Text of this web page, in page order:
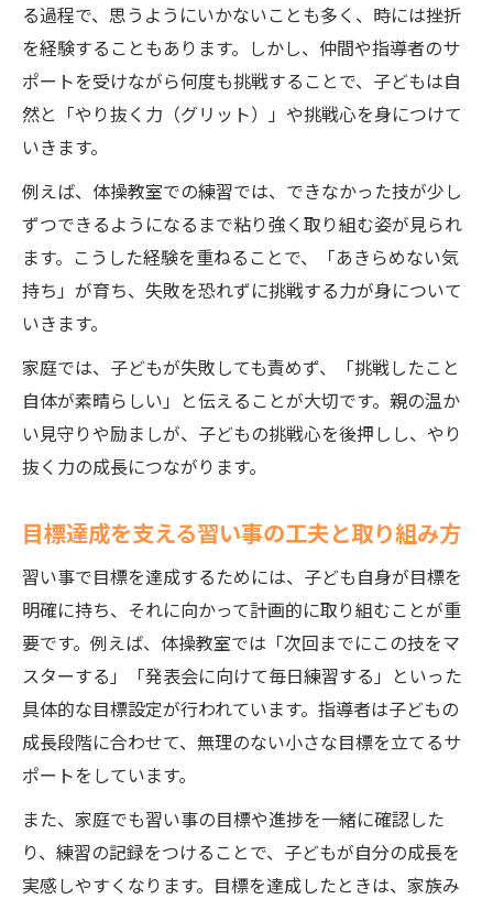
る過程で、思うようにいかないことも多く、時には挫折
を経験することもあります。しかし、仲間や指導者のサ
ポートを受けながら何度も挑戦することで、子どもは自
然と「やり抜く力（グリット）」や挑戦心を身につけて
いきます。
例えば、体操教室での練習では、できなかった技が少し
ずつできるようになるまで粘り強く取り組む姿が見られ
ます。こうした経験を重ねることで、「あきらめない気
持ち」が育ち、失敗を恐れずに挑戦する力が身について
いきます。
家庭では、子どもが失敗しても責めず、「挑戦したこと
自体が素晴らしい」と伝えることが大切です。親の温か
い見守りや励ましが、子どもの挑戦心を後押しし、やり
抜く力の成長につながります。
目標達成を支える習い事の工夫と取り組み方
習い事で目標を達成するためには、子ども自身が目標を
明確に持ち、それに向かって計画的に取り組むことが重
要です。例えば、体操教室では「次回までにこの技をマ
スターする」「発表会に向けて毎日練習する」といった
具体的な目標設定が行われています。指導者は子どもの
成長段階に合わせて、無理のない小さな目標を立てるサ
ポートをしています。
また、家庭でも習い事の目標や進捗を一緒に確認した
り、練習の記録をつけることで、子どもが自分の成長を
実感しやすくなります。目標を達成したときは、家族み